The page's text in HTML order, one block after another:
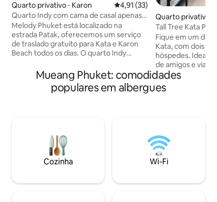
Quarto privativo ⋅ Karon 4,91 de uma avaliação média
4,91 (33)
Quarto Indy com cama de casal apenas
#2
Melody Phuket está localizado na
estrada Patak, oferecemos um serviço
de traslado gratuito para Kata e Karon
Beach todos os dias. O quarto Indy
limpo e banheiro em um espaçoso e
elegante. O quarto está equipado com
ar condicionado. O café da manhã não
fornecer uma cama extra, adequada
para crianças e adultos. O ônibus de
traslado gratuito para a praia de Kata é
operado apenas na alta temporada.
Quarto privativo ⋅
Tall Tree Kata
Fique em um
Kata, com dois
hóspedes. Ideal
de amigos e
um espaço
banheiro
do quarto. ​ O Tall
ou moto. ​ A
escola de surfe e
Aluguel de motos
Mueang Phuket: comodidades
populares em albergues
Cozinha Wi-Fi